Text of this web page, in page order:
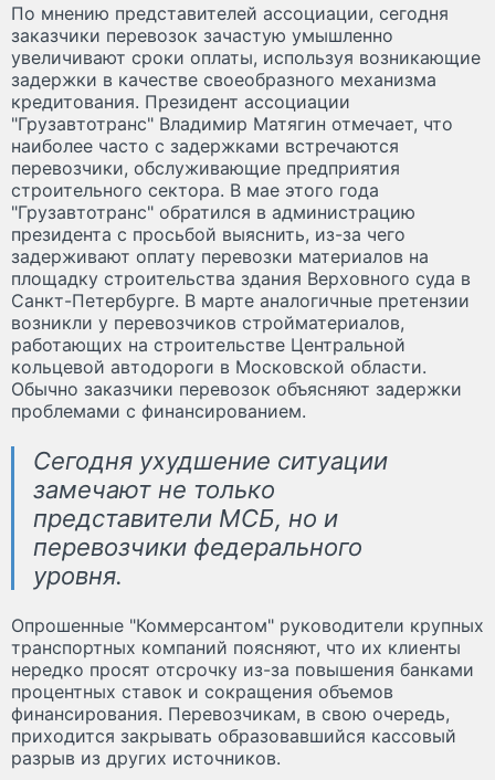
По мнению представителей ассоциации, сегодня
заказчики перевозок зачастую умышленно
увеличивают сроки оплаты, используя возникающие
задержки в качестве своеобразного механизма
кредитования. Президент ассоциации
"Грузавтотранс" Владимир Матягин отмечает, что
наиболее часто с задержками встречаются
перевозчики, обслуживающие предприятия
строительного сектора. В мае этого года
"Грузавтотранс" обратился в администрацию
президента с просьбой выяснить, из-за чего
задерживают оплату перевозки материалов на
площадку строительства здания Верховного суда в
Санкт-Петербурге. В марте аналогичные претензии
возникли у перевозчиков стройматериалов,
работающих на строительстве Центральной
кольцевой автодороги в Московской области.
Обычно заказчики перевозок объясняют задержки
проблемами с финансированием.
Сегодня ухудшение ситуации
замечают не только
представители МСБ, но и
перевозчики федерального
уровня.
Опрошенные "Коммерсантом" руководители крупных
транспортных компаний поясняют, что их клиенты
нередко просят отсрочку из-за повышения банками
процентных ставок и сокращения объемов
финансирования. Перевозчикам, в свою очередь,
приходится закрывать образовавшийся кассовый
разрыв из других источников.